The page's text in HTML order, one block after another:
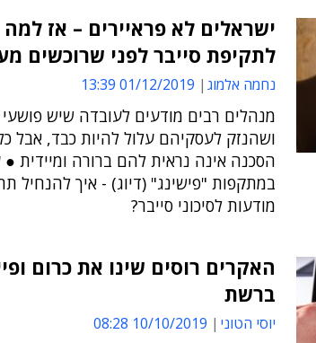
ישראלים לא פראיירים – אז
לתקיפת סייבר לפני שרוכשים
נחמה אלמוג 01/12/2019 13:39
מנהלים רבים מודעים לעובדה שיש
ושהנזק לעסקיהם עלול להיות כבד, אבל
הסכנה אינה נראית להם ברורה ומיידית
במתקפות "פישינג" (דיוג) - איך להנחיל
מודעות לסיכוני סייבר?
האקרים רוסים שינו את כרום
ברשת
יוסי הטוני 10/10/2019 08:28